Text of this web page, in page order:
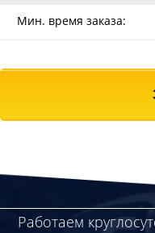
Мин. время заказа:
Работаем